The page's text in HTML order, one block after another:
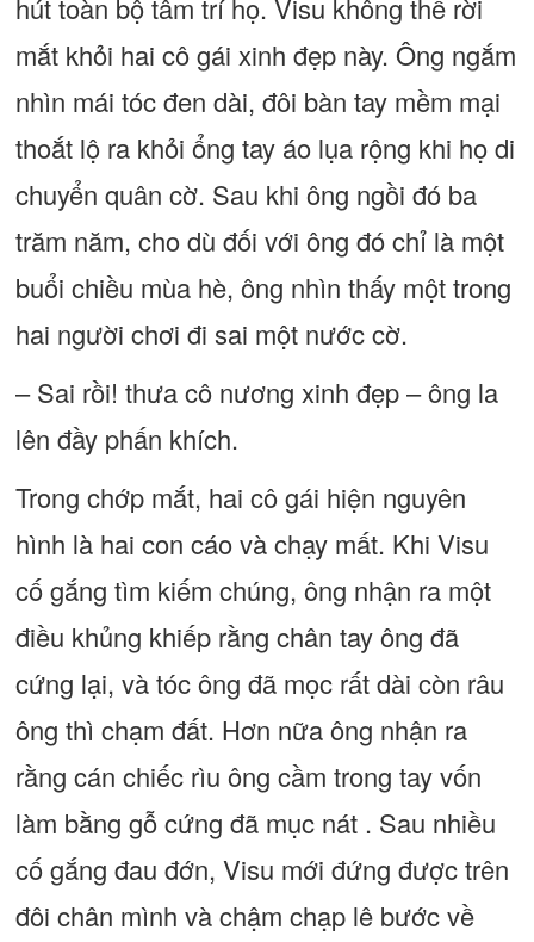
hút toàn bộ tâm trí họ. Visu không thể rời
mắt khỏi hai cô gái xinh đẹp này. Ông ngắm
nhìn mái tóc đen dài, đôi bàn tay mềm mại
thoắt lộ ra khỏi ổng tay áo lụa rộng khi họ di
chuyển quân cờ. Sau khi ông ngồi đó ba
trăm năm, cho dù đối với ông đó chỉ là một
buổi chiều mùa hè, ông nhìn thấy một trong
hai người chơi đi sai một nước cờ.
– Sai rồi! thưa cô nương xinh đẹp – ông la
lên đầy phấn khích.
Trong chớp mắt, hai cô gái hiện nguyên
hình là hai con cáo và chạy mất. Khi Visu
cố gắng tìm kiếm chúng, ông nhận ra một
điều khủng khiếp rằng chân tay ông đã
cứng lại, và tóc ông đã mọc rất dài còn râu
ông thì chạm đất. Hơn nữa ông nhận ra
rằng cán chiếc rìu ông cầm trong tay vốn
làm bằng gỗ cứng đã mục nát . Sau nhiều
cố gắng đau đớn, Visu mới đứng được trên
đôi chân mình và chậm chạp lê bước về